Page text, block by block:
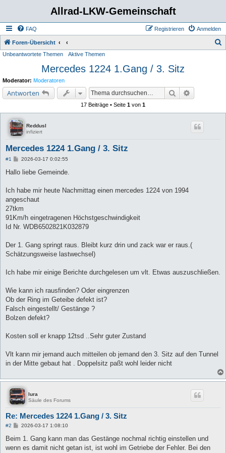
Allrad-LKW-Gemeinschaft
FAQ Anmelden
Registrieren
Foren-Übersicht
Unbeantwortete Themen Aktive Themen
Mercedes 1224 1.Gang / 3. Sitz
Moderator: Moderatoren
Antworten Suche
17 Beiträge • Seite 1 von 1
Reddusl
infiziert
Mercedes 1224 1.Gang / 3. Sitz
#1
B
i
a
2026-03-17 0:02:55
Hallo liebe Gemeinde.
Ich habe mir heute Nachmittag einen mercedes 1224 von 1994
angeschaut
27tkm
91Km/h eingetragenen Höchstgeschwindigkeit
Id Nr. WDB6502821K032879
Der 1. Gang springt raus. Bleibt kurz drin und zack war er raus.(
Schätzungsweise lastwechsel)
Ich habe mir einige Berichte durchgelesen um vlt. Etwas auszuschließen.
Wie kann ich rausfinden? Oder eingrenzen
Ob der Ring im Geteibe defekt ist?
Falsch eingestellt/ Gestänge ?
Bolzen defekt?
Kosten soll er knapp 12tsd ..Sehr guter Zustand
Vlt kann mir jemand auch mitteilen ob jemand den 3. Sitz auf den Tunnel
in der Mitte gebaut hat . Doppelsitz paßt wohl leider nicht
lura
Säule des Forums
Re: Mercedes 1224 1.Gang / 3. Sitz
#2
B
i
r
2026-03-17 1:08:10
Beim 1. Gang kann man das Gestänge nochmal richtig einstellen und
wenn es damit nicht getan ist, ist wohl im Getriebe der Fehler. Bei den